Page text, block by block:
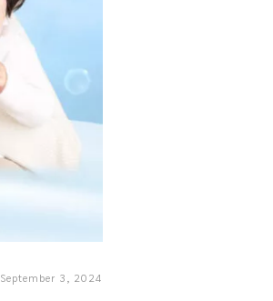
September 3, 2024